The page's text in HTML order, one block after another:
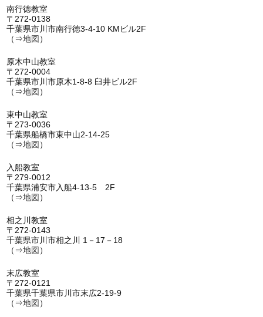
南行徳教室
〒272-0138
千葉県市川市南行徳3-4-10 KMビル2F
（⇒地図 ）
原木中山教室
〒272-0004
千葉県市川市原木1-8-8 臼井ビル2F
（⇒地図 ）
東中山教室
〒273-0036
千葉県船橋市東中山2-14-25
（⇒地図 ）
入船教室
〒279-0012
千葉県浦安市入船4-13-5 2F
（⇒地図 ）
相之川教室
〒272-0143
千葉県市川市相之川 1－17－18
（⇒地図 ）
末広教室
〒272-0121
千葉県千葉県市川市末広2-19-9
（⇒地図 ）